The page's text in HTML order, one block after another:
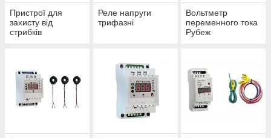
Пристрої для
захисту від
стрибків
Реле напруги
трифазні
Вольтметр
переменного тока
Рубеж